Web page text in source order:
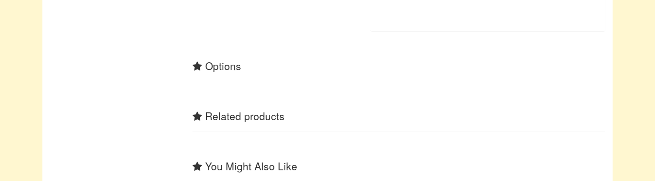
Options
Related products
You Might Also Like